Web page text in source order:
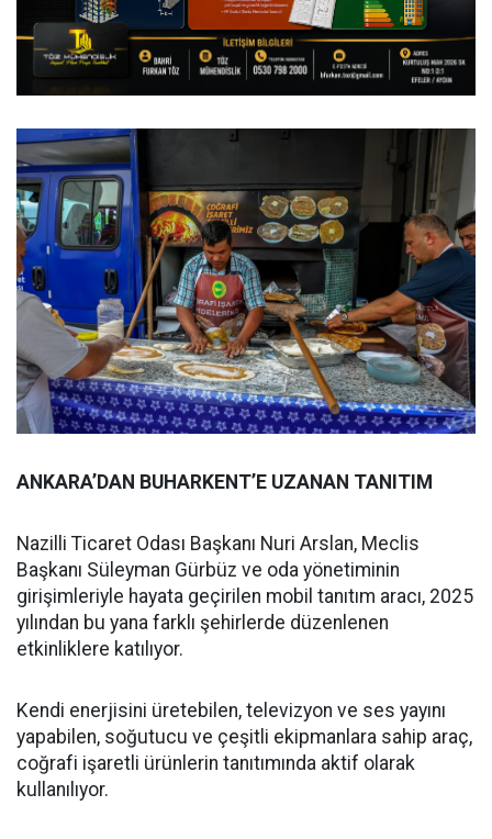
ANKARA’DAN BUHARKENT’E UZANAN TANITIM
Nazilli Ticaret Odası Başkanı Nuri Arslan, Meclis
Başkanı Süleyman Gürbüz ve oda yönetiminin
girişimleriyle hayata geçirilen mobil tanıtım aracı, 2025
yılından bu yana farklı şehirlerde düzenlenen
etkinliklere katılıyor.
Kendi enerjisini üretebilen, televizyon ve ses yayını
yapabilen, soğutucu ve çeşitli ekipmanlara sahip araç,
coğrafi işaretli ürünlerin tanıtımında aktif olarak
kullanılıyor.